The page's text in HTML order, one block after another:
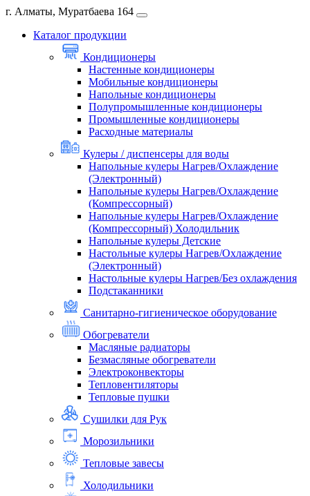
г. Алматы, Муратбаева 164
Каталог продукции
Кондиционеры
Настенные кондиционеры
Мобильные кондиционеры
Напольные кондиционеры
Полупромышленные кондиционеры
Промышленные кондиционеры
Расходные материалы
Кулеры / диспенсеры для воды
Напольные кулеры Нагрев/Охлаждение
(Электронный)
Напольные кулеры Нагрев/Охлаждение
(Компрессорный)
Напольные кулеры Нагрев/Охлаждение
(Компрессорный) Холодильник
Напольные кулеры Детские
Настольные кулеры Нагрев/Охлаждение
(Электронный)
Настольные кулеры Нагрев/Без охлаждения
Подстаканники
Санитарно-гигиеническое оборудование
Обогреватели
Масляные радиаторы
Безмасляные обогреватели
Электроконвекторы
Тепловентиляторы
Тепловые пушки
Сушилки для Рук
Морозильники
Тепловые завесы
Холодильники